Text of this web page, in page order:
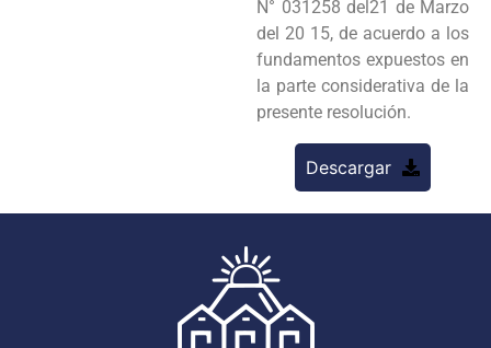
N° 031258 del21 de Marzo
del 20 15, de acuerdo a los
fundamentos expuestos en
la parte considerativa de la
presente resolución.
Descargar